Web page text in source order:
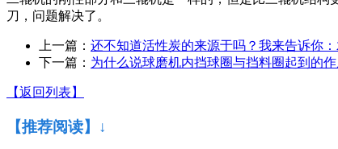
刀，问题解决了。
上一篇： 还不知道活性炭的来源于吗？我来告诉你
下一篇： 为什么说球磨机内挡球圈与挡料圈起到的
【返回列表】
【推荐阅读】↓